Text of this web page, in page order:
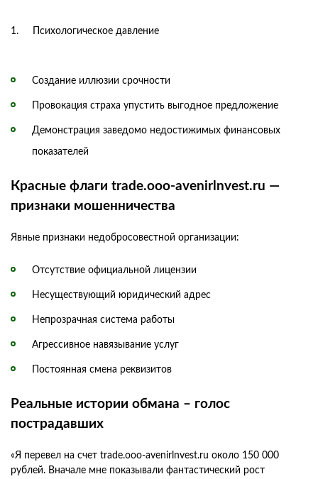
Психологическое давление
Создание иллюзии срочности
Провокация страха упустить выгодное предложение
Демонстрация заведомо недостижимых финансовых
показателей
Красные флаги trade.ooo-avenirlnvest.ru —
признаки мошенничества
Явные признаки недобросовестной организации:
Отсутствие официальной лицензии
Несуществующий юридический адрес
Непрозрачная система работы
Агрессивное навязывание услуг
Постоянная смена реквизитов
Реальные истории обмана – голос
пострадавших
«Я перевел на счет trade.ooo-avenirlnvest.ru около 150 000
рублей. Вначале мне показывали фантастический рост